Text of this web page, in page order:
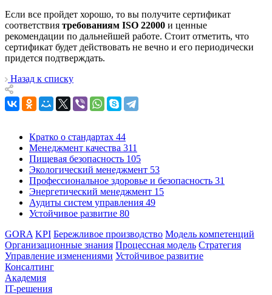
Если все пройдет хорошо, то вы получите сертификат
соответствия требованиям ISO 22000 и ценные
рекомендации по дальнейшей работе. Стоит отметить, что
сертификат будет действовать не вечно и его периодически
придется подтверждать.
Назад к списку
Кратко о стандартах 44
Менеджмент качества 311
Пищевая безопасность 105
Экологический менеджмент 53
Профессиональное здоровье и безопасность 31
Энергетический менеджмент 15
Аудиты систем управления 49
Устойчивое развитие 80
GORA KPI Бережливое производство Модель компетенций
Организационные знания Процессная модель Стратегия
Управление изменениями Устойчивое развитие
Консалтинг
Академия
IT-решения